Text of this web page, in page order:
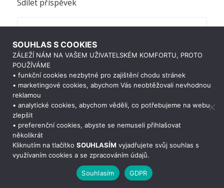
Sdílet příspěvek
SOUHLAS S COOKIES
ZÁLEŽÍ NÁM NA VAŠEM UŽIVATELSKÉM KOMFORTU, PROTO
POUŽÍVÁME
• funkční cookies nezbytné pro zajištění chodu stránek
• marketingové cookies, abychom Vás neobtěžovali nevhodnou
reklamou
• analytické cookies, abychom věděli, co potřebujeme na webu
zlepšit
• preferenční cookies, abyste se nemuseli přihlašovat
několikrát
Kliknutím na tlačítko SOUHLASÍM vyjadřujete svůj souhlas s
využívaním cookies a se zpracováním údajů.
Souhlasím GDPR